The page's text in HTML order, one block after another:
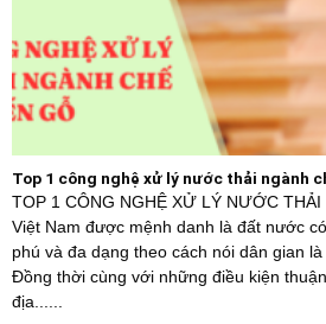
Top 1 công nghệ xử lý nước thải ngành
TOP 1 CÔNG NGHỆ XỬ LÝ NƯỚC THẢI
Việt Nam được mệnh danh là đất nước
phú và đa dạng theo cách nói dân gian là
Đồng thời cùng với những điều kiện
địa......